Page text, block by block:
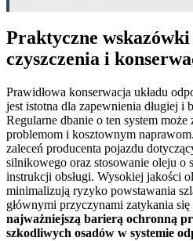
Praktyczne wskazówki
czyszczenia i
Prawidłowa konserwacja układu
jest istotna dla zapewnienia długiej i
Regularne dbanie o ten system
problemom i kosztownym
zaleceń producenta pojazdu
silnikowego oraz stosowanie oleju o
instrukcji obsługi. Wysokiej jakości
minimalizują ryzyko powstawania
głównymi przyczynami zatykania się
najważniejszą barierą ochronną
szkodliwych osadów w systemie